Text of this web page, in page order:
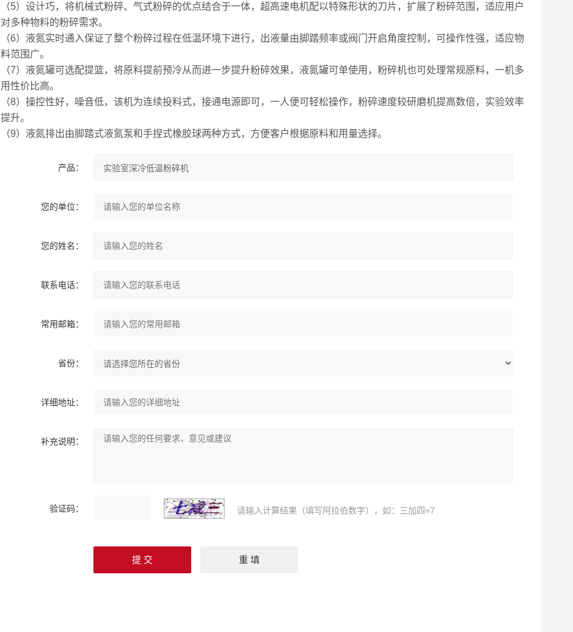
（5）设计巧，将机械式粉碎、气式粉碎的优点结合于一体，超高速电机配以特殊形状的刀片，扩展了粉碎范围，适应用户
对多种物料的粉碎需求。
（6）液氮实时通入保证了整个粉碎过程在低温环境下进行，出液量由脚踏频率或阀门开启角度控制，可操作性强，适应物
料范围广。
（7）液氮罐可选配提篮，将原料提前预冷从而进一步提升粉碎效果，液氮罐可单使用，粉碎机也可处理常规原料，一机多
用性价比高。
（8）操控性好，噪音低，该机为连续投料式，接通电源即可，一人便可轻松操作，粉碎速度较研磨机提高数倍，实验效率
提升。
（9）液氮排出由脚踏式液氮泵和手捏式橡胶球两种方式，方便客户根据原料和用量选择。
产品：
您的单位：
您的姓名：
联系电话：
常用邮箱：
省份：
详细地址：
补充说明：
验证码： 请输入计算结果（填写阿拉伯数字），如：三加四=7